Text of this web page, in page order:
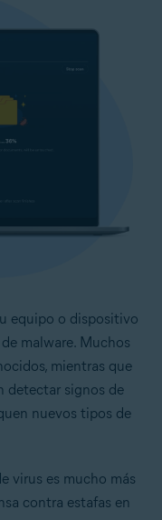
equipo o dispositivo
malware. Muchos
mientras que
detectar signos de
nuevos tipos de
virus es mucho más
contra estafas en